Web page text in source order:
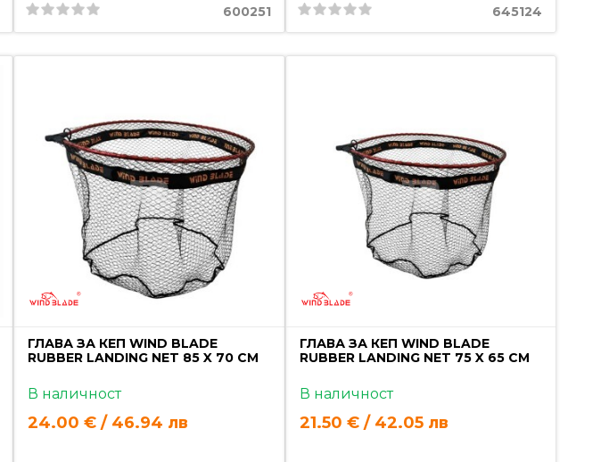
600251 645124
ГЛАВА ЗА КЕП WIND BLADE
RUBBER LANDING NET 85 X 70 CM
В наличност
24.00 € / 46.94 лв
ГЛАВА ЗА КЕП WIND BLADE
RUBBER LANDING NET 75 X 65 CM
В наличност
21.50 € / 42.05 лв